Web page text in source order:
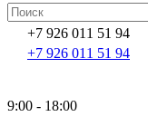
+7 926 011 51 94
+7 926 011 51 94
9:00 - 18:00